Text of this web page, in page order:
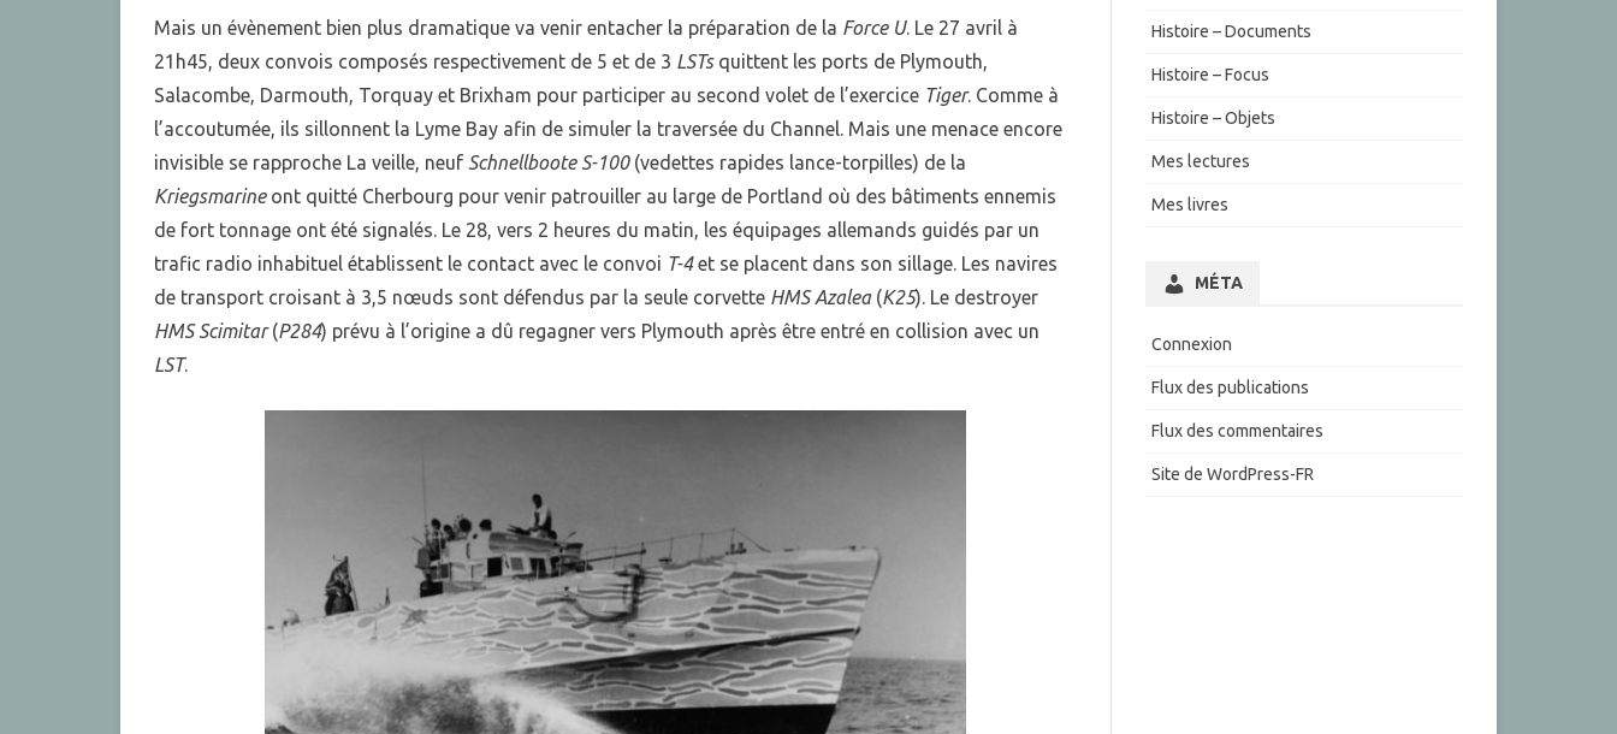
Mais un évènement bien plus dramatique va venir entacher la préparation de la Force U. Le 27 avril à
21h45, deux convois composés respectivement de 5 et de 3 LSTsquittent les ports de Plymouth,
Salacombe, Darmouth, Torquay et Brixham pour participer au second volet de l’exercice Tiger. Comme à
l’accoutumée, ils sillonnent la Lyme Bay afin de simuler la traversée du Channel. Mais une menace encore
invisible se rapproche La veille, neuf Schnellboote S-100(vedettes rapides lance-torpilles) de la
Kriegsmarineont quitté Cherbourg pour venir patrouiller au large de Portland où des bâtiments ennemis
de fort tonnage ont été signalés. Le 28, vers 2 heures du matin, les équipages allemands guidés par un
trafic radio inhabituel établissent le contact avec le convoi T-4et se placent dans son sillage. Les navires
de transport croisant à 3,5 nœuds sont défendus par la seule corvette HMS Azalea(K25). Le destroyer
HMS Scimitar(P284) prévu à l’origine a dû regagner vers Plymouth après être entré en collision avec un
LST.
Histoire – Documents
Histoire – Focus
Histoire – Objets
Mes lectures
Mes livres
MÉTA
Connexion
Flux des publications
Flux des commentaires
Site de WordPress-FR